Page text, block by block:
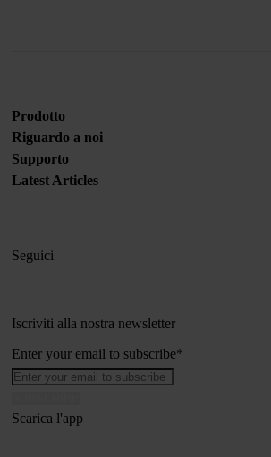
Prodotto
Riguardo a noi
Supporto
Latest Articles
Seguici
Iscriviti alla nostra newsletter
Enter your email to subscribe*
Scarica l'app